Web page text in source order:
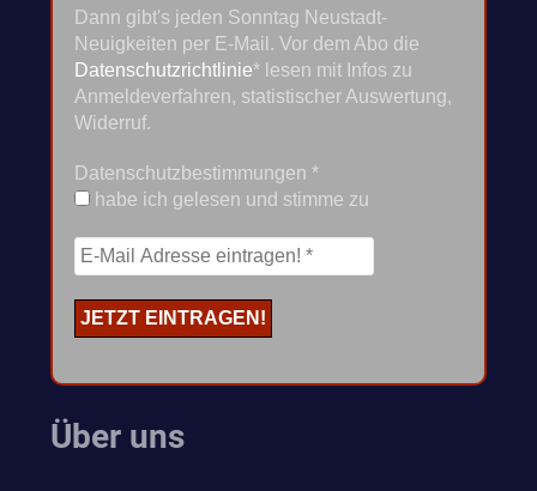
Dann gibt's jeden Sonntag Neustadt-
Neuigkeiten per E-Mail. Vor dem Abo die
Datenschutzrichtlinie* lesen mit Infos zu
Anmeldeverfahren, statistischer Auswertung,
Widerruf.
Datenschutzbestimmungen *
habe ich gelesen und stimme zu
Über uns